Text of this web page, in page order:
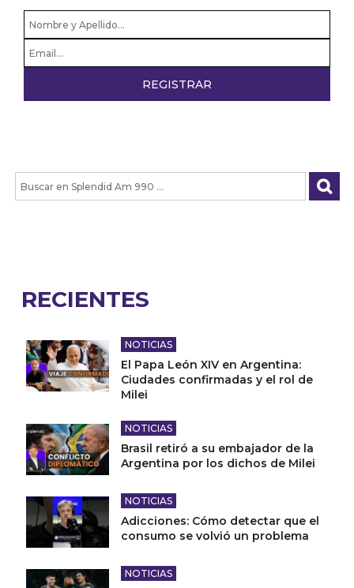
RECIENTES
NOTICIAS
El Papa León XIV en Argentina:
Ciudades confirmadas y el rol de
Milei
NOTICIAS
Brasil retiró a su embajador de la
Argentina por los dichos de Milei
NOTICIAS
Adicciones: Cómo detectar que el
consumo se volvió un problema
NOTICIAS